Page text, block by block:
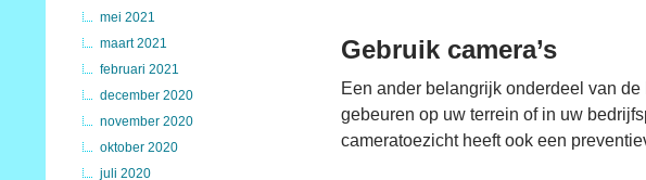
Gebruik camera’s
Een ander belangrijk onderdeel van
gebeuren op uw terrein of in uw
cameratoezicht heeft ook een
mei 2021
maart 2021
februari 2021
december 2020
november 2020
oktober 2020
juli 2020